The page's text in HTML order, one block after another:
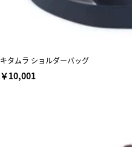
キタムラ ショルダーバッグ
￥10,001